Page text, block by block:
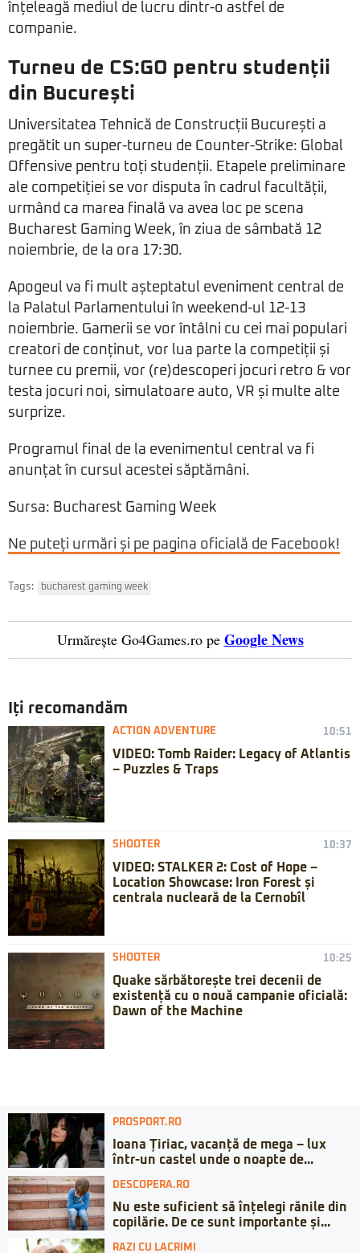
înțeleagă mediul de lucru dintr-o astfel de
companie.
Turneu de CS:GO pentru studenții
din București
Universitatea Tehnică de Construcții București a
pregătit un super-turneu de Counter-Strike: Global
Offensive pentru toți studenții. Etapele preliminare
ale competiției se vor disputa în cadrul facultății,
urmând ca marea finală va avea loc pe scena
Bucharest Gaming Week, în ziua de sâmbată 12
noiembrie, de la ora 17:30.
Apogeul va fi mult așteptatul eveniment central de
la Palatul Parlamentului în weekend-ul 12-13
noiembrie. Gamerii se vor întâlni cu cei mai populari
creatori de conținut, vor lua parte la competiții și
turnee cu premii, vor (re)descoperi jocuri retro & vor
testa jocuri noi, simulatoare auto, VR și multe alte
surprize.
Programul final de la evenimentul central va fi
anunțat în cursul acestei săptămâni.
Sursa: Bucharest Gaming Week
Ne puteți urmări și pe pagina oficială de Facebook!
Tags: bucharest gaming week
Urmărește Go4Games.ro pe Google News
Iți recomandăm
ACTION ADVENTURE 10:51
VIDEO: Tomb Raider: Legacy of Atlantis
– Puzzles & Traps
SHOOTER 10:37
VIDEO: STALKER 2: Cost of Hope –
Location Showcase: Iron Forest și
centrala nucleară de la Cernobîl
SHOOTER 10:25
Quake sărbătorește trei decenii de
existență cu o nouă campanie oficială:
Dawn of the Machine
PROSPORT.RO
Ioana Țiriac, vacanță de mega – lux
într-un castel unde o noapte de...
DESCOPERA.RO
Nu este suficient să înțelegi rănile din
copilărie. De ce sunt importante și...
RAZI CU LACRIMI